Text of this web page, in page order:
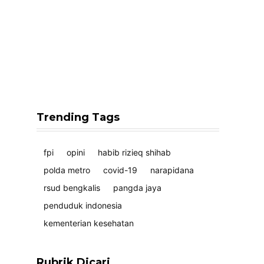
Trending Tags
fpi opini
habib rizieq shihab
polda metro
covid-19
narapidana
rsud bengkalis
pangda jaya
penduduk indonesia
kementerian kesehatan